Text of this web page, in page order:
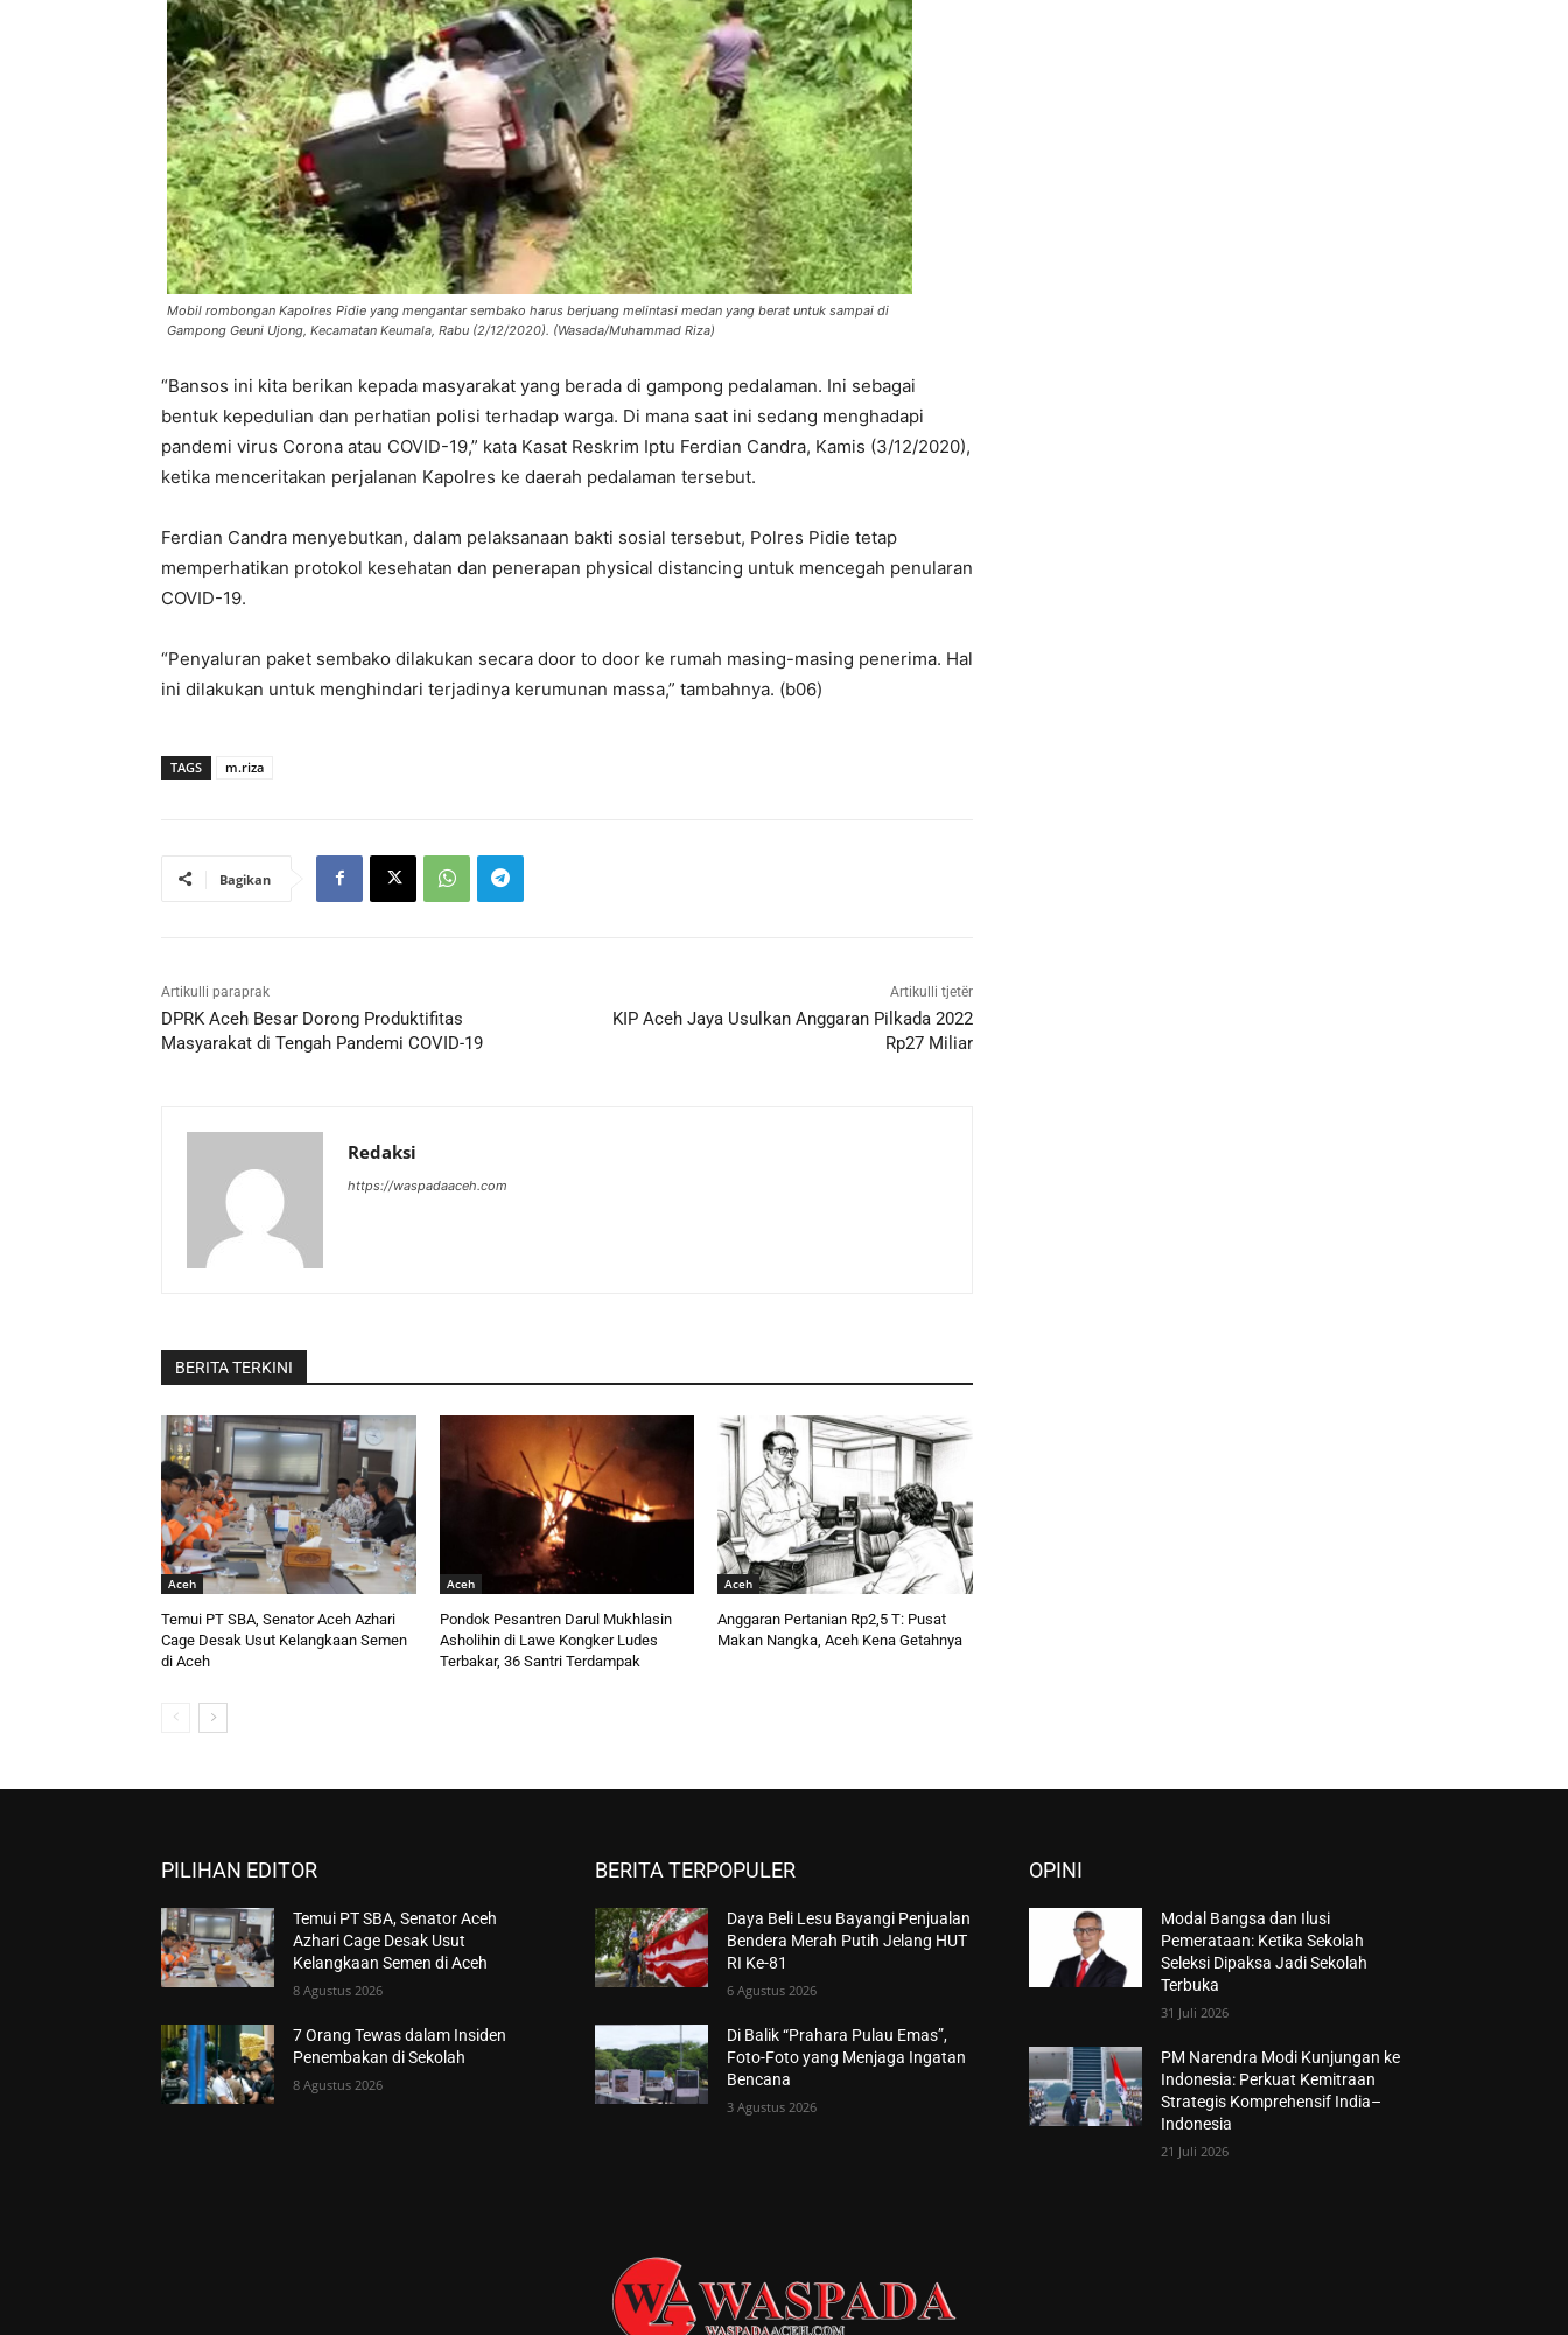
Mobil rombongan Kapolres Pidie yang mengantar sembako harus berjuang melintasi medan yang berat untuk sampai di
Gampong Geuni Ujong, Kecamatan Keumala, Rabu (2/12/2020). (Wasada/Muhammad Riza)
“Bansos ini kita berikan kepada masyarakat yang berada di gampong pedalaman. Ini sebagai
bentuk kepedulian dan perhatian polisi terhadap warga. Di mana saat ini sedang menghadapi
pandemi virus Corona atau COVID-19,” kata Kasat Reskrim Iptu Ferdian Candra, Kamis (3/12/2020),
ketika menceritakan perjalanan Kapolres ke daerah pedalaman tersebut.
Ferdian Candra menyebutkan, dalam pelaksanaan bakti sosial tersebut, Polres Pidie tetap
memperhatikan protokol kesehatan dan penerapan physical distancing untuk mencegah penularan
COVID-19.
“Penyaluran paket sembako dilakukan secara door to door ke rumah masing-masing penerima. Hal
ini dilakukan untuk menghindari terjadinya kerumunan massa,” tambahnya. (b06)
TAGS m.riza
Bagikan
Artikulli paraprak
DPRK Aceh Besar Dorong Produktifitas
Masyarakat di Tengah Pandemi COVID-19
Artikulli tjetër
KIP Aceh Jaya Usulkan Anggaran Pilkada 2022
Rp27 Miliar
Redaksi
https://waspadaaceh.com
BERITA TERKINI
Aceh
Temui PT SBA, Senator Aceh Azhari
Cage Desak Usut Kelangkaan Semen
di Aceh
Aceh
Pondok Pesantren Darul Mukhlasin
Asholihin di Lawe Kongker Ludes
Terbakar, 36 Santri Terdampak
Aceh
Anggaran Pertanian Rp2,5 T: Pusat
Makan Nangka, Aceh Kena Getahnya
PILIHAN EDITOR
Temui PT SBA, Senator Aceh
Azhari Cage Desak Usut
Kelangkaan Semen di Aceh
8 Agustus 2026
7 Orang Tewas dalam Insiden
Penembakan di Sekolah
8 Agustus 2026
BERITA TERPOPULER
Daya Beli Lesu Bayangi Penjualan
Bendera Merah Putih Jelang HUT
RI Ke-81
6 Agustus 2026
Di Balik “Prahara Pulau Emas”,
Foto-Foto yang Menjaga Ingatan
Bencana
3 Agustus 2026
OPINI
Modal Bangsa dan Ilusi
Pemerataan: Ketika Sekolah
Seleksi Dipaksa Jadi Sekolah
Terbuka
31 Juli 2026
PM Narendra Modi Kunjungan ke
Indonesia: Perkuat Kemitraan
Strategis Komprehensif India–
Indonesia
21 Juli 2026